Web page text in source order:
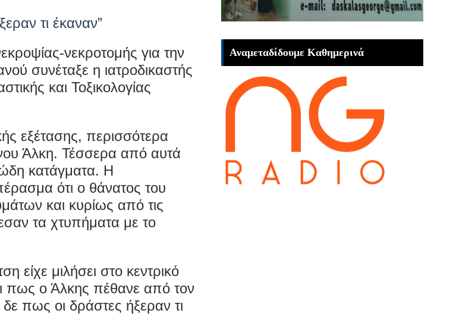
τι έκαναν”
νεκροτομής για την
συνέταξε η ιατροδικαστής
και Τοξικολογίας
εξέτασης, περισσότερα
Άλκη. Τέσσερα από αυτά
κατάγματα. Η
ότι ο θάνατος του
και κυρίως από τις
τα χτυπήματα με το
είχε μιλήσει στο κεντρικό
πως ο Άλκης πέθανε από τον
πως οι δράστες ήξεραν τι
Αναμεταδίδουμε Καθημερινά